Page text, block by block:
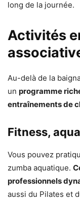
long de la journée.
Activités
Au-delà de la
un programme
entraînements de
Fitness,
Vous pouvez
zumba aquatique.
professionnels
aussi du Pilates et